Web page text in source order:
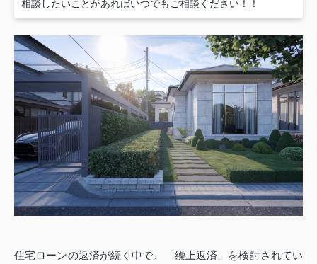
相談したいことがあればいつでもご相談ください！！
住宅ローンの返済が続く中で、「繰上返済」を検討されてい